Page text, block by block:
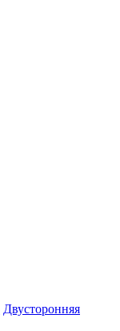
Двусторонняя